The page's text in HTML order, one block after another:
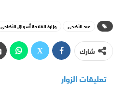
عيد الأضحى وزارة الفلاحة أسواق الأضاحي
شارك
تعليقات الزوار